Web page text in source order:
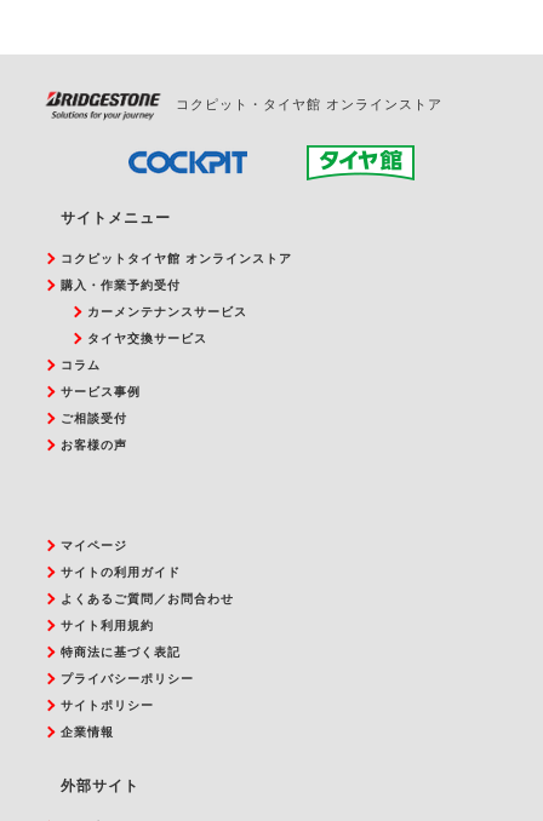
コクピット・タイヤ館 オンラインストア
サイトメニュー
コクピットタイヤ館 オンラインストア
購入・作業予約受付
カーメンテナンスサービス
タイヤ交換サービス
コラム
サービス事例
ご相談受付
お客様の声
マイページ
サイトの利用ガイド
よくあるご質問／お問合わせ
サイト利用規約
特商法に基づく表記
プライバシーポリシー
サイトポリシー
企業情報
外部サイト